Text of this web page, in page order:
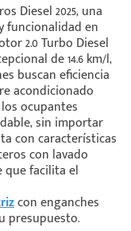
Diesel 2025, una
funcionalidad en
2.0 Turbo Diesel
de 14.6 km/l,
buscan eficiencia
acondicionado
ocupantes
sin importar
con características
con lavado
que facilita el
con enganches
presupuesto.